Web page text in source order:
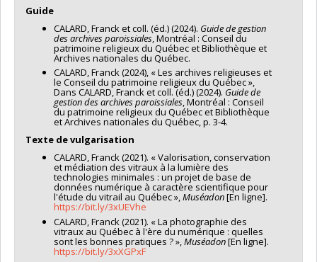
proposition de programmes éducatifs qui s’adressent
à une clientèle diversifiée.
Médiateur culturel chargé de recherches | Musée
du Verre de la Vallée de la Bresle |Avril à juillet 2021.
Préparation et conduite de visites guidées en français
et en anglais. Réalisation d'une maquette du Manoir de
Fontaine pour une action de médiation. Réflexion et
refonte des réseaux sociaux. Rédaction d'un livret
d'activités pédagogiques. Élaboration d'un
questionnaire et analyse. Récolement, inventaire et
classification des cartes postales du Musée datant des
XIXeet XXesiècles.
Médiateur culturel | Direction Municipale des
Affaires Culturelles de Villeneuve-Saint-Georges
Janvier à septembre 2019. Accompagnement et
développement de l'arrivée d'une Micro-Folie.
Formation Musée Numérique et FabLab. Prospection
des publics. Rédaction d'un cahier de médiation et
Guide
CALARD, Franck et coll. (éd.) (2024). Guide de gestion
des archives paroissiales, Montréal : Conseil du
patrimoine religieux du Québec et Bibliothèque et
Archives nationales du Québec.
CALARD, Franck (2024), « Les archives religieuses et
le Conseil du patrimoine religieux du Québec »,
Dans CALARD, Franck et coll. (éd.) (2024). Guide de
gestion des archives paroissiales, Montréal : Conseil
du patrimoine religieux du Québec et Bibliothèque
et Archives nationales du Québec, p. 3-4.
Texte de vulgarisation
CALARD, Franck (2021). « Valorisation, conservation
et médiation des vitraux à la lumière des
technologies minimales : un projet de base de
données numérique à caractère scientifique pour
l'étude du vitrail au Québec »,Muséadon[En ligne].
https://bit.ly/3xUEVhe
CALARD, Franck (2021). « La photographie des
vitraux au Québec à l'ère du numérique : quelles
sont les bonnes pratiques ? »,Muséadon[En ligne].
https://bit.ly/3xXGPxF